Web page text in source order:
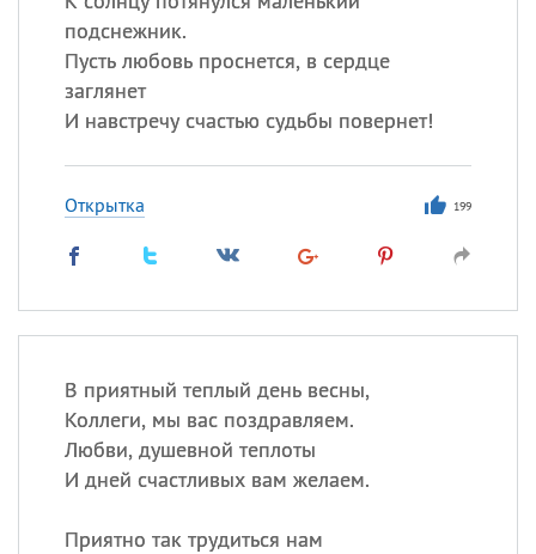
подснежник.
Пусть любовь проснется, в сердце
заглянет
И навстречу счастью судьбы повернет!
Открытка 199
В приятный теплый день весны,
Коллеги, мы вас поздравляем.
Любви, душевной теплоты
И дней счастливых вам желаем.
Приятно так трудиться нам